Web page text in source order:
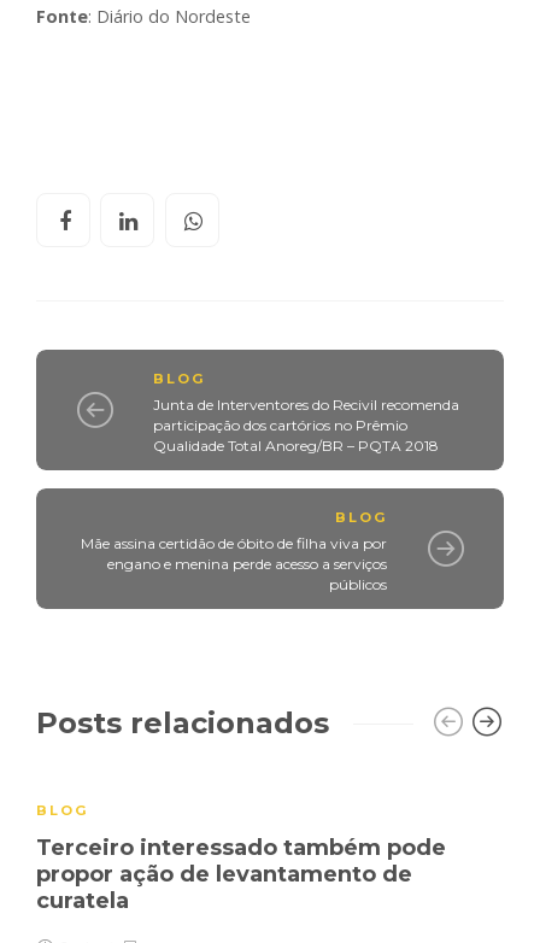
Fonte: Diário do Nordeste
BLOG
Junta de Interventores do Recivil recomenda
participação dos cartórios no Prêmio
Qualidade Total Anoreg/BR – PQTA 2018
BLOG
Mãe assina certidão de óbito de filha viva por
engano e menina perde acesso a serviços
públicos
Posts relacionados
BLOG
Terceiro interessado também pode
propor ação de levantamento de
curatela